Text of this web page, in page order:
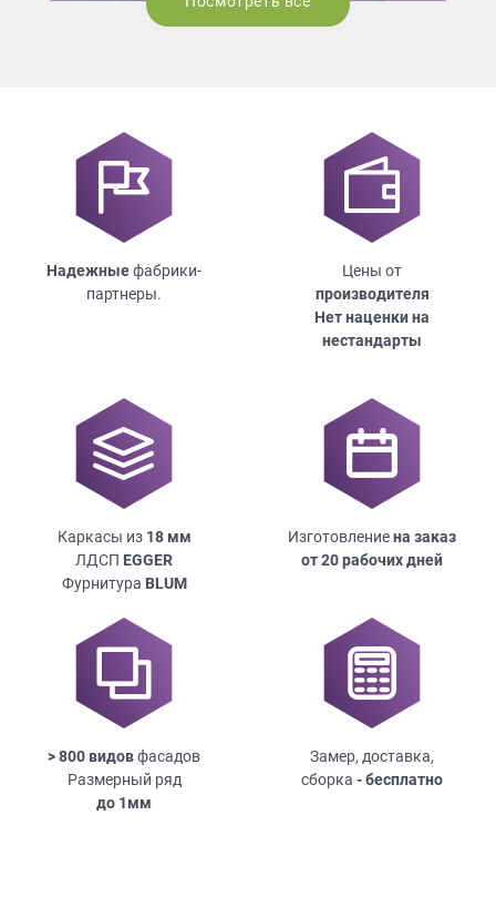
Надежныефабрики-
партнеры.
Цены от
производителя
Нет наценки на
нестандарты
Каркасы из 18мм
ЛДСП EGGER
Фурнитура BLUM
Изготовлениена заказ
от 20 рабочих дней
> 800 видовфасадов
Размерный ряд
до 1мм
Замер, доставка,
сборка - бесплатно